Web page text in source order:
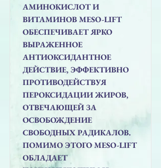
АМИНОКИСЛОТ И
ВИТАМИНОВ MESO-LIFT
ОБЕСПЕЧИВАЕТ ЯРКО
ВЫРАЖЕННОЕ
АНТИОКСИДАНТНОЕ
ДЕЙСТВИЕ, ЭФФЕКТИВНО
ПРОТИВОДЕЙСТВУЯ
ПЕРОКСИДАЦИИ ЖИРОВ,
ОТВЕЧАЮЩЕЙ ЗА
ОСВОБОЖДЕНИЕ
СВОБОДНЫХ РАДИКАЛОВ.
ПОМИМО ЭТОГО MESO-LIFT
ОБЛАДАЕТ